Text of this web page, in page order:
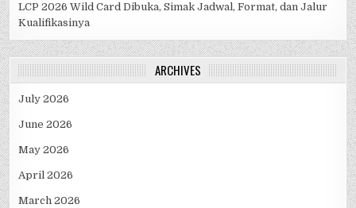
LCP 2026 Wild Card Dibuka, Simak Jadwal, Format, dan Jalur
Kualifikasinya
ARCHIVES
July 2026
June 2026
May 2026
April 2026
March 2026